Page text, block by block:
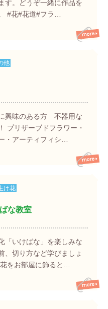
す。どうぞ一緒に作品を
#花#花道#フラ…
他
興味のある方 不器用な
プリザーブドフラワー・
・アーティフィシ…
け花
な教室
「いけばな」を楽しみな
、切り方など学びましょ
をお部屋に飾ると…